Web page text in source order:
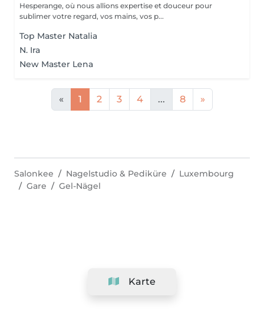
Hesperange, où nous allions expertise et douceur pour
sublimer votre regard, vos mains, vos p...
Top Master Natalia
N. Ira
New Master Lena
« 1 2 3 4 ... 8 »
Karte
Salonkee Nagelstudio & Pediküre
Luxembourg
Gare
Gel-Nägel